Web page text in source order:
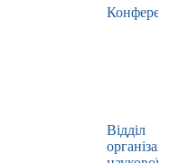
Конференції
Відділ
організації